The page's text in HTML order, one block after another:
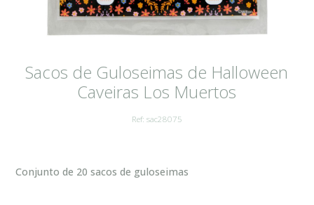
Sacos de Guloseimas de Halloween
Caveiras Los Muertos
Ref: sac28075
Conjunto de 20 sacos de guloseimas